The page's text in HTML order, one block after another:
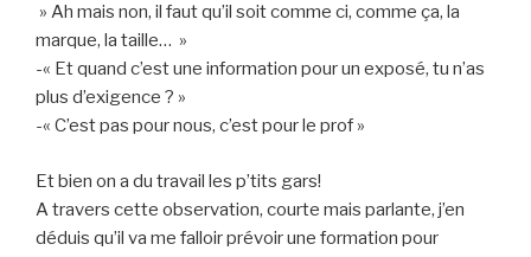
» Ah mais non, il faut qu’il soit comme ci, comme ça, la
marque, la taille… »
-« Et quand c’est une information pour un exposé, tu n’as
plus d’exigence ? »
-« C’est pas pour nous, c’est pour le prof »
Et bien on a du travail les p’tits gars!
A travers cette observation, courte mais parlante, j’en
déduis qu’il va me falloir prévoir une formation pour